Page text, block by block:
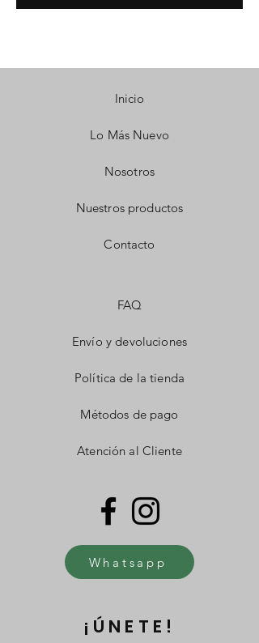
Inicio
Lo Más Nuevo
Nosotros
Nuestros productos
Contacto
FAQ
Envío y devoluciones
Política de la tienda
Métodos de pago
Atención al Cliente
Whatsapp
¡ÚNETE!